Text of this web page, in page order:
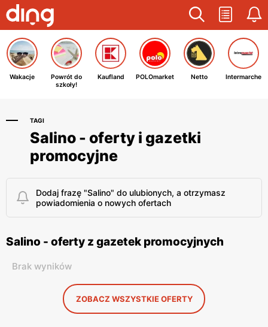
Wakacje
Powrót do
szkoły!
Kaufland POLOmarket Netto Intermarche
TAGI
Salino - oferty i gazetki
promocyjne
Dodaj frazę "Salino" do ulubionych, a otrzymasz
powiadomienia o nowych ofertach
Salino - oferty z gazetek promocyjnych
Brak wyników
ZOBACZ WSZYSTKIE OFERTY